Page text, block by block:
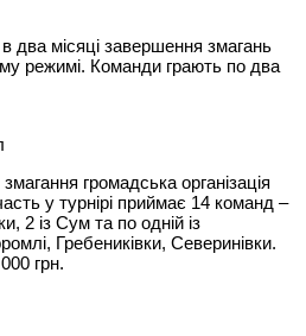
в два місяці завершення змагань
режимі. Команди грають по два
громадська організація
у турнірі приймає 14 команд –
2 із Сум та по одній із
Гребениківки, Северинівки.
грн.